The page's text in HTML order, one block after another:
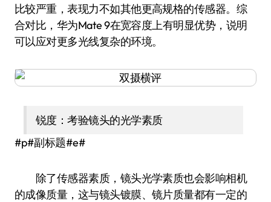
比较严重，表现力不如其他更高规格的传感器。综
合对比，华为Mate 9在宽容度上有明显优势，说明
可以应对更多光线复杂的环境。
锐度：考验镜头的光学素质
#p#副标题#e#
除了传感器素质，镜头光学素质也会影响相机
的成像质量，这与镜头镀膜、镜片质量都有一定的